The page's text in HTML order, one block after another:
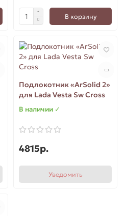
В корзину
Подлокотник «ArSolid 2»
для Lada Vesta Sw Cross
В наличии ✓
4815р.
Уведомить